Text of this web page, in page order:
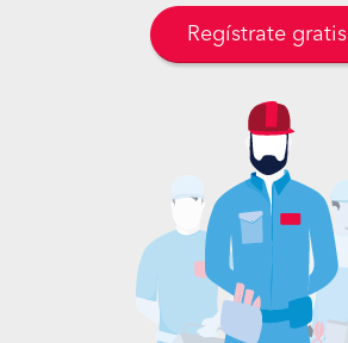
Regístrate gratis